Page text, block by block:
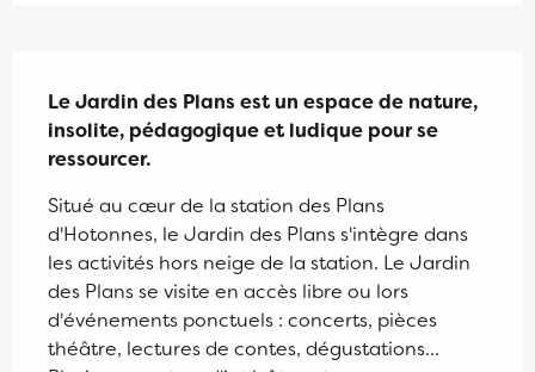
Le Jardin des Plans est un espace de nature,
insolite, pédagogique et ludique pour se
ressourcer.
Situé au cœur de la station des Plans
d'Hotonnes, le Jardin des Plans s'intègre dans
les activités hors neige de la station. Le Jardin
des Plans se visite en accès libre ou lors
d'événements ponctuels : concerts, pièces
théâtre, lectures de contes, dégustations...